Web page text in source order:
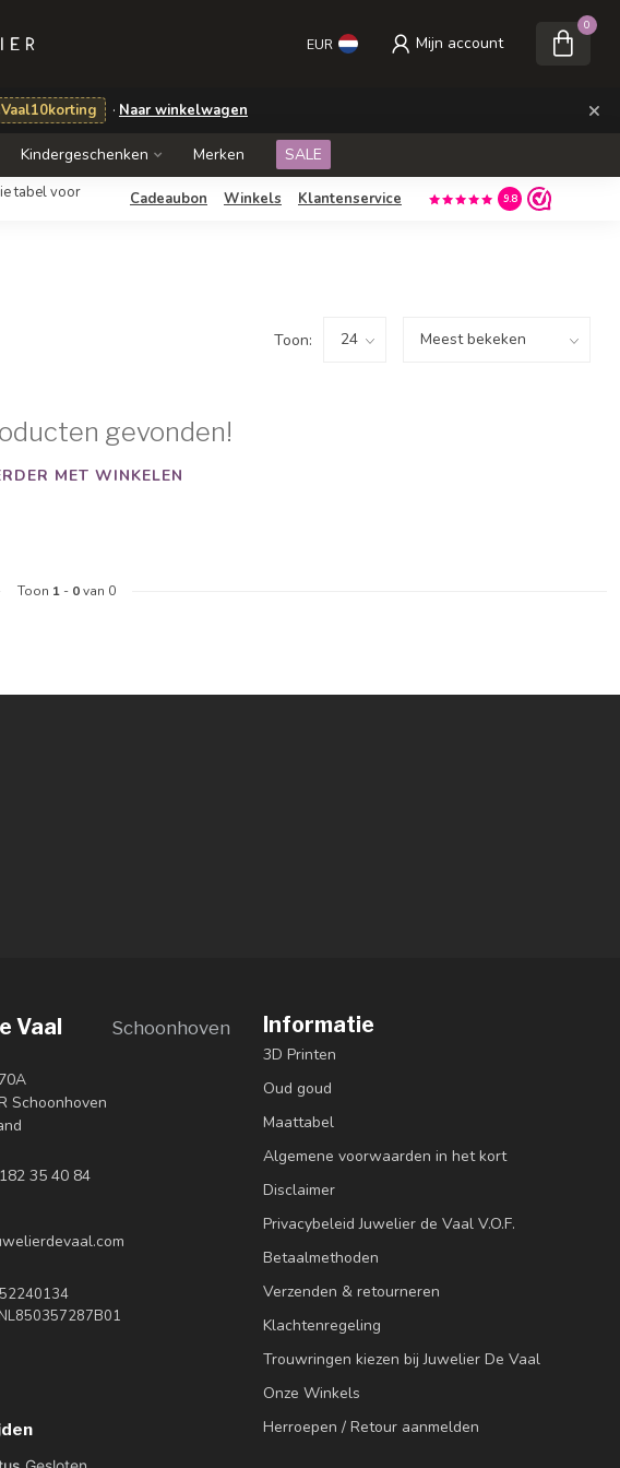
· Naar winkelwagen ×
EUR Mijn account
0
Kindergeschenken Merken SALE
tabel voor Cadeaubon Winkels Klantenservice 9.8
Toon:
gevonden!
MET WINKELEN
Toon 1 - 0van 0
Vaal Schoonhoven
Schoonhoven
35 40 84
52240134
NL850357287B01
Informatie
3D Printen
Oud goud
Maattabel
Algemene voorwaarden in het kort
Disclaimer
Privacybeleid Juwelier de Vaal V.O.F.
Betaalmethoden
Verzenden & retourneren
Klachtenregeling
Trouwringen kiezen bij Juwelier De Vaal
Onze Winkels
Herroepen / Retour aanmelden